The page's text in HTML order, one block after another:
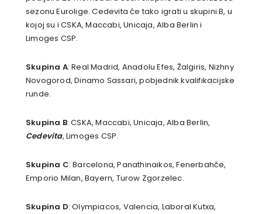
sezonu Eurolige. Cedevita će tako igrati u skupini B, u
kojoj su i CSKA, Maccabi, Unicaja, Alba Berlin i
Limoges CSP.
Skupina A: Real Madrid, Anadolu Efes, Žalgiris, Nizhny
Novogorod, Dinamo Sassari, pobjednik kvalifikacijske
runde.
Skupina B: CSKA, Maccabi, Unicaja, Alba Berlin,
Cedevita, Limoges CSP.
Skupina C: Barcelona, Panathinaikos, Fenerbahče,
Emporio Milan, Bayern, Turow Zgorzelec.
Skupina D: Olympiacos, Valencia, Laboral Kutxa,